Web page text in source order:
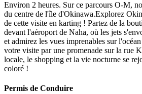
Environ 2 heures. Sur ce parcours O-M,
du centre de l'île d'Okinawa.Explorez
de cette visite en karting ! Partez de la
devant l'aéroport de Naha, où les jets
et admirez les vues imprenables sur
votre visite par une promenade sur la rue
locale, le shopping et la vie nocturne se
coloré !
Permis de Conduire